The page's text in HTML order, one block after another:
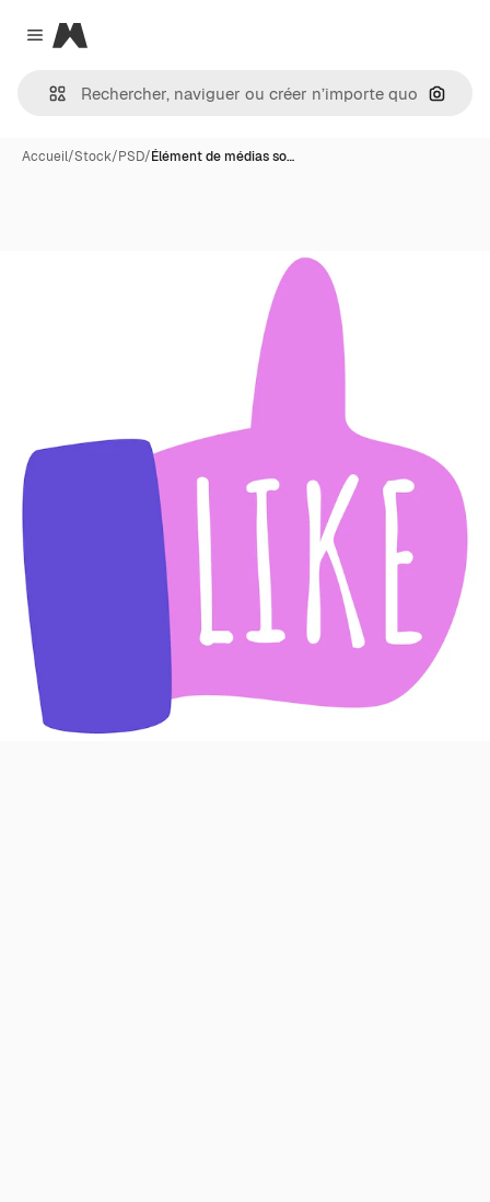
Close menu
Magnific
Accueil/Stock/PSD/Élément de médias so…